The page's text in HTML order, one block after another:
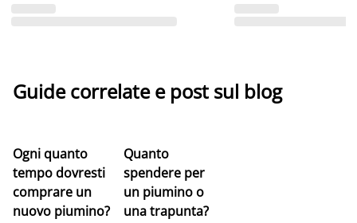
Guide correlate e post sul blog
Ogni quanto
tempo dovresti
comprare un
nuovo piumino?
Quanto
spendere per
un piumino o
una trapunta?